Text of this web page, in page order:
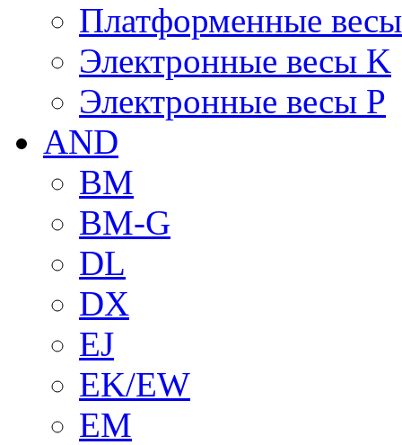
Платформенные
Электронные весы K
Электронные весы P
AND
BM
BM-G
DL
DX
EJ
EK/EW
EM